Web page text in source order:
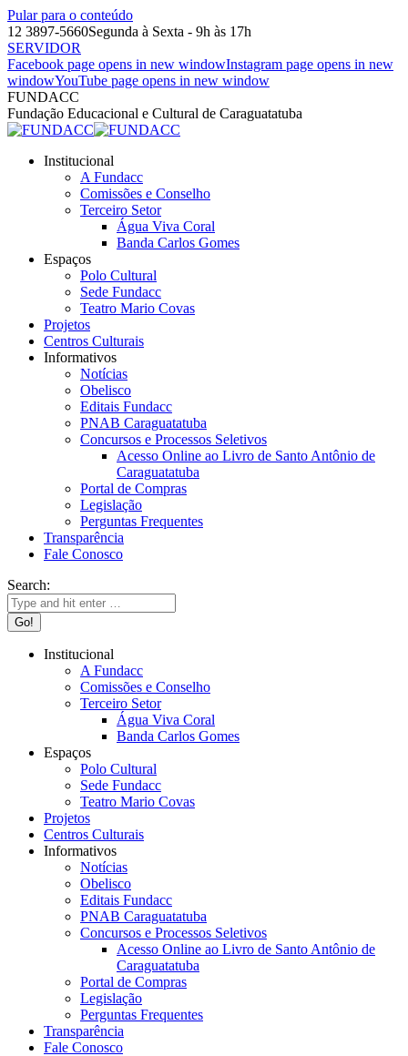
Pular para o conteúdo
12 3897-5660Segunda à Sexta - 9h às 17h
SERVIDOR
Facebook page opens in new windowInstagram page opens in new
windowYouTube page opens in new window
FUNDACC
Fundação Educacional e Cultural de Caraguatatuba
Institucional
A Fundacc
Comissões e Conselho
Terceiro Setor
Água Viva Coral
Banda Carlos Gomes
Espaços
Polo Cultural
Sede Fundacc
Teatro Mario Covas
Projetos
Centros Culturais
Informativos
Notícias
Obelisco
Editais Fundacc
PNAB Caraguatatuba
Concursos e Processos Seletivos
Acesso Online ao Livro de Santo Antônio de
Caraguatatuba
Portal de Compras
Legislação
Perguntas Frequentes
Transparência
Fale Conosco
Search:
Institucional
A Fundacc
Comissões e Conselho
Terceiro Setor
Água Viva Coral
Banda Carlos Gomes
Espaços
Polo Cultural
Sede Fundacc
Teatro Mario Covas
Projetos
Centros Culturais
Informativos
Notícias
Obelisco
Editais Fundacc
PNAB Caraguatatuba
Concursos e Processos Seletivos
Acesso Online ao Livro de Santo Antônio de
Caraguatatuba
Portal de Compras
Legislação
Perguntas Frequentes
Transparência
Fale Conosco